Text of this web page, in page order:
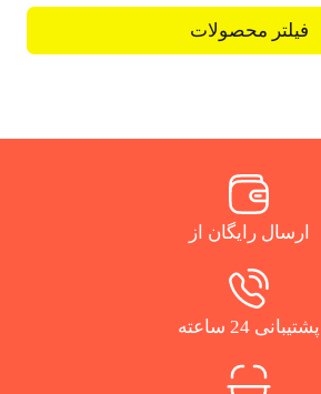
فیلتر محصولات
ارسال رایگان از
پشتیبانی 24 ساعته